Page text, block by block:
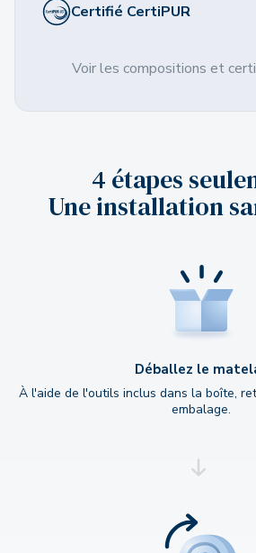
Certifié CertiPUR
Voir les compositions et
4 étapes
Une installation
Déballez le
À l'aide de l'outils inclus dans la boîte,
embalage.